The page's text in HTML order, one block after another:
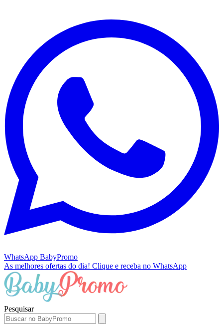
WhatsApp BabyPromo
As melhores ofertas do dia! Clique e receba no WhatsApp
Pesquisar